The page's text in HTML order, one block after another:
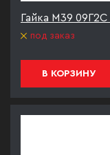
Гайка М39
под заказ
В КОРЗИНУ